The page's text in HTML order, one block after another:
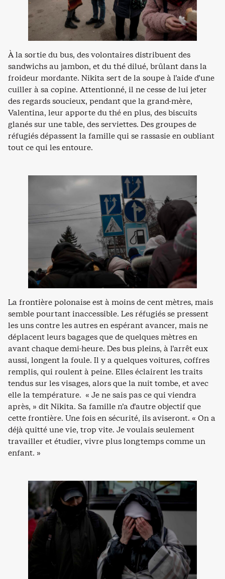
À la sortie du bus, des volontaires distribuent des
sandwichs au jambon, et du thé dilué, brûlant dans la
froideur mordante. Nikita sert de la soupe à l’aide d’une
cuiller à sa copine. Attentionné, il ne cesse de lui jeter
des regards soucieux, pendant que la grand-mère,
Valentina, leur apporte du thé en plus, des biscuits
glanés sur une table, des serviettes. Des groupes de
réfugiés dépassent la famille qui se rassasie en oubliant
tout ce qui les entoure.
La frontière polonaise est à moins de cent mètres, mais
semble pourtant inaccessible. Les réfugiés se pressent
les uns contre les autres en espérant avancer, mais ne
déplacent leurs bagages que de quelques mètres en
avant chaque demi-heure. Des bus pleins, à l’arrêt eux
aussi, longent la foule. Il y a quelques voitures, coffres
remplis, qui roulent à peine. Elles éclairent les traits
tendus sur les visages, alors que la nuit tombe, et avec
elle la température. « Je ne sais pas ce qui viendra
après, » dit Nikita. Sa famille n’a d’autre objectif que
cette frontière. Une fois en sécurité, ils aviseront. « On a
déjà quitté une vie, trop vite. Je voulais seulement
travailler et étudier, vivre plus longtemps comme un
enfant. »